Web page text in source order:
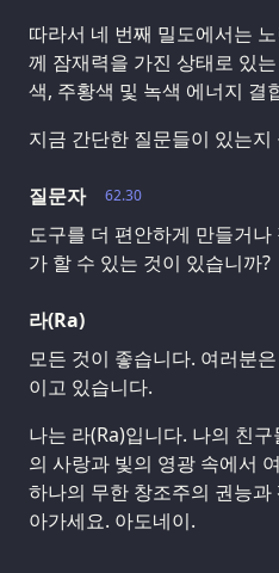
따라서 네 번째 밀도에서는
께 잠재력을 가진 상태로 있
색, 주황색 및 녹색 에너지 결
지금 간단한 질문들이 있는지
62.30
질문자
도구를 더 편안하게 만들거
가 할 수 있는 것이 있습니까?
라(Ra)
모든 것이 좋습니다. 여러분
이고 있습니다.
나는 라(Ra)입니다. 나의 친
의 사랑과 빛의 영광 속에서
하나의 무한 창조주의 권능
아가세요. 아도네이.